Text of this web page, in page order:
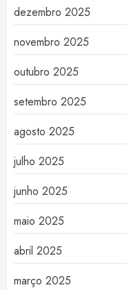
dezembro 2025
novembro 2025
outubro 2025
setembro 2025
agosto 2025
julho 2025
junho 2025
maio 2025
abril 2025
março 2025